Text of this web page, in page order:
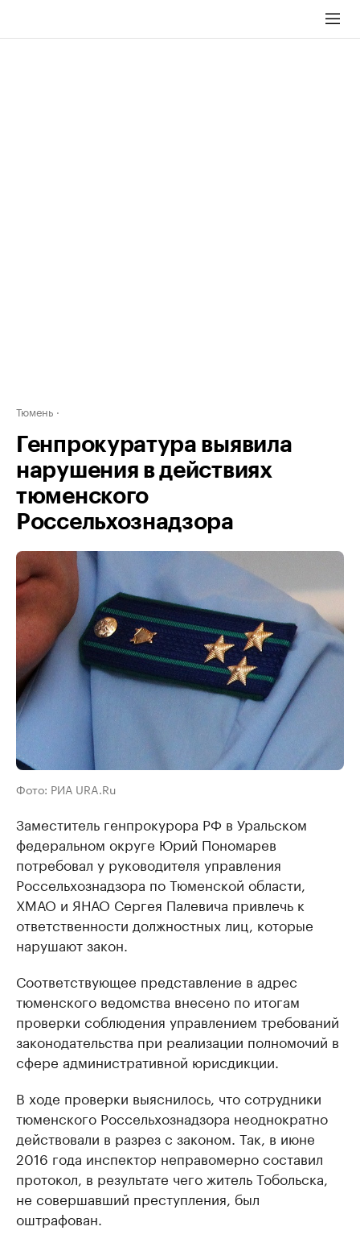
Тюмень
Генпрокуратура выявила
нарушения в действиях
тюменского
Россельхознадзора
Фото: РИА URA.Ru
Заместитель генпрокурора РФ в Уральском
федеральном округе Юрий Пономарев
потребовал у руководителя управления
Россельхознадзора по Тюменской области,
ХМАО и ЯНАО Сергея Палевича привлечь к
ответственности должностных лиц, которые
нарушают закон.
Соответствующее представление в адрес
тюменского ведомства внесено по итогам
проверки соблюдения управлением требований
законодательства при реализации полномочий в
сфере административной юрисдикции.
В ходе проверки выяснилось, что сотрудники
тюменского Россельхознадзора неоднократно
действовали в разрез с законом. Так, в июне
2016 года инспектор неправомерно составил
протокол, в результате чего житель Тобольска,
не совершавший преступления, был
оштрафован.